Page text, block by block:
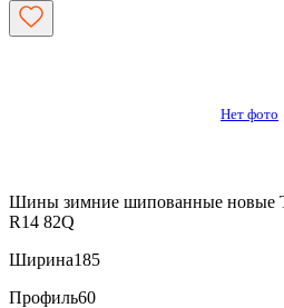
Нет фото
Шины зимние шипованные новые
R14 82Q
Ширина185
Профиль60